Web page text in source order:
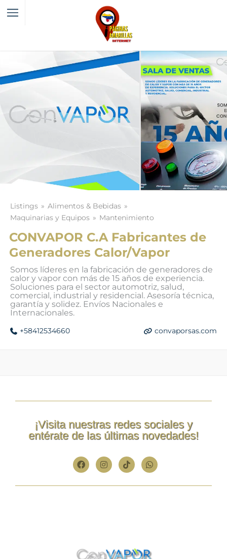
Listings
Alimentos & Bebidas
Maquinarias y Equipos
Mantenimiento
CONVAPOR C.A Fabricantes de
Generadores Calor/Vapor
Somos líderes en la fabricación de generadores de
calor y vapor con más de 15 años de experiencia.
Soluciones para el sector automotriz, salud,
comercial, industrial y residencial. Asesoría técnica,
garantía y solidez. Envíos Nacionales e
Internacionales.
+58412534660 convaporsas.com
¡Visita nuestras redes sociales y
entérate de las últimas novedades!